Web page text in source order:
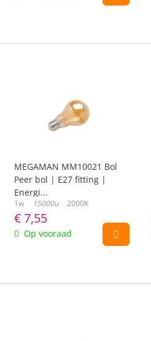
MEGAMAN MM10021 Bol
Peer bol | E27 fitting |
Energi...
1w 15000u 2000K
€ 7,55
Op vooraad